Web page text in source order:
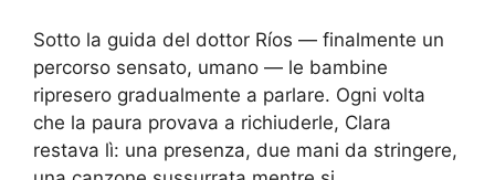
Sotto la guida del dottor Ríos — finalmente un
percorso sensato, umano — le bambine
ripresero gradualmente a parlare. Ogni volta
che la paura provava a richiuderle, Clara
restava lì: una presenza, due mani da stringere,